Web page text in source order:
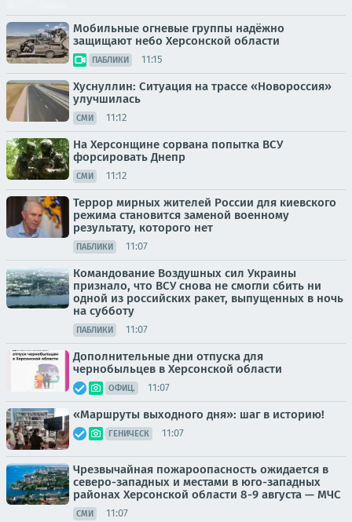
Мобильные огневые группы надёжно
защищают небо Херсонской области
ПАБЛИКИ 11:15
Хуснуллин: Ситуация на трассе «Новороссия»
улучшилась
СМИ 11:12
На Херсонщине сорвана попытка ВСУ
форсировать Днепр
СМИ 11:12
Террор мирных жителей России для киевского
режима становится заменой военному
результату, которого нет
ПАБЛИКИ 11:07
Командование Воздушных сил Украины
признало, что ВСУ снова не смогли сбить ни
одной из российских ракет, выпущенных в ночь
на субботу
ПАБЛИКИ 11:07
Дополнительные дни отпуска для
чернобыльцев в Херсонской области
ОФИЦ. 11:07
«Маршруты выходного дня»: шаг в историю!
ГЕНИЧЕСК 11:07
Чрезвычайная пожароопасность ожидается в
северо-западных и местами в юго-западных
районах Херсонской области 8-9 августа — МЧС
СМИ 11:07